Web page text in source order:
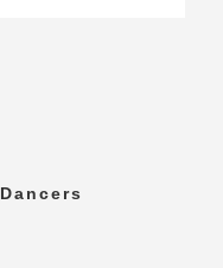
Dancers